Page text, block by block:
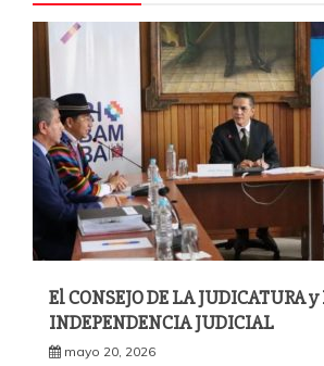
El CONSEJO DE LA JUDICATURA
INDEPENDENCIA JUDICIAL
mayo 20, 2026